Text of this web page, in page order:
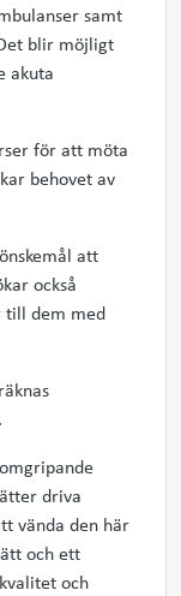
samt
blir möjligt
akuta
för att möta
behovet av
att
också
till dem med
driva
vända den här
och ett
och